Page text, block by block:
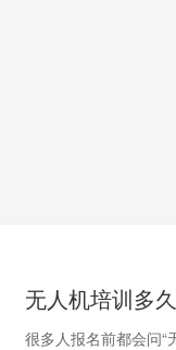
很多人报名前都会问“